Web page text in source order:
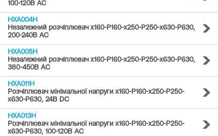
100-120В AC
HXA004H
Незалежний розчіплювач x160-P160-x250-P250-x630-P630,
200-240В AC
HXA005H
Незалежний розчіплювач x160-P160-x250-P250-x630-P630,
380-450В AC
HXA011H
Розчіплювач мінімальної напруги x160-P160-x250-P250-
x630-P630, 24В DC
HXA013H
Розчіплювач мінімальної напруги x160-P160-x250-P250-
x630-P630, 100-120В AC